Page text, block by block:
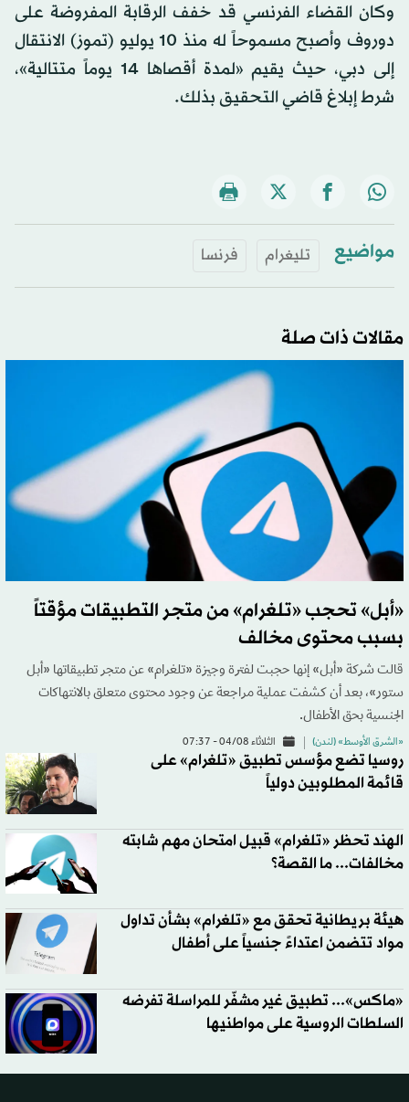
وكان القضاء الفرنسي قد خفف الرقابة المفروضة على
دوروف وأصبح مسموحاً له منذ 10 يوليو (تموز) الانتقال
إلى دبي، حيث يقيم «لمدة أقصاها 14 يوماً متتالية»،
شرط إبلاغ قاضي التحقيق بذلك.
مواضيع تليغرام فرنسا
مقالات ذات صلة
«أبل» تحجب «تلغرام» من متجر التطبيقات مؤقتاً
بسبب محتوى مخالف
قالت شركة «أبل» إنها حجبت لفترة وجيزة «تلغرام» عن متجر تطبيقاتها «أبل
ستور»، بعد أن كشفت عملية مراجعة عن وجود محتوى متعلق بالانتهاكات
الجنسية بحق الأطفال.
«الشرق الأوسط» (لندن) الثلاثاء 04/08 - 07:37
روسيا تضع مؤسس تطبيق «تلغرام» على
قائمة المطلوبين دولياً
الهند تحظر «تلغرام» قبيل امتحان مهم شابته
مخالفات... ما القصة؟
هيئة بريطانية تحقق مع «تلغرام» بشأن تداول
مواد تتضمن اعتداءً جنسياً على أطفال
«ماكس»... تطبيق غير مشفّر للمراسلة تفرضه
السلطات الروسية على مواطنيها